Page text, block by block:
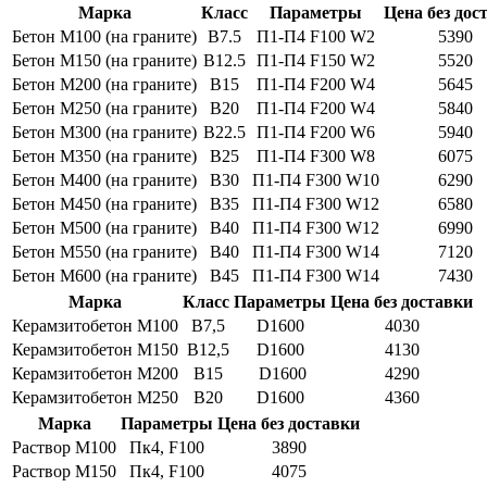
Марка
Класс Параметры
Цена без
Бетон M100 (на граните) B7.5 П1-П4 F100 W2
5390
Бетон M150 (на граните) B12.5 П1-П4 F150 W2
5520
Бетон M200 (на граните)
B15 П1-П4 F200 W4
5645
Бетон M250 (на граните)
B20 П1-П4 F200 W4
5840
Бетон M300 (на граните) B22.5 П1-П4 F200 W6
5940
Бетон M350 (на граните)
B25 П1-П4 F300 W8
6075
Бетон M400 (на граните)
B30 П1-П4 F300 W10
6290
Бетон M450 (на граните)
B35 П1-П4 F300 W12
6580
Бетон M500 (на граните)
B40 П1-П4 F300 W12
6990
Бетон M550 (на граните)
B40 П1-П4 F300 W14
7120
Бетон M600 (на граните)
B45 П1-П4 F300 W14
7430
Марка
Класс Параметры Цена без доставки
Керамзитобетон M100
В7,5 D1600
4030
Керамзитобетон M150 В12,5 D1600
4130
Керамзитобетон M200
В15 D1600
4290
Керамзитобетон M250
В20 D1600
4360
Марка
Параметры Цена без доставки
Раствор M100
Пк4, F100
3890
Раствор M150
Пк4, F100
4075